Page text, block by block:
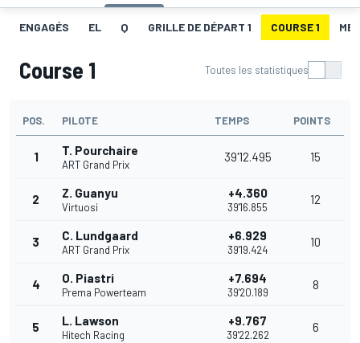
ENGAGÉS EL Q GRILLE DE DÉPART 1 COURSE 1
Course 1 Toutes les statistiques
POS. PILOTE TEMPS POINTS
1 T. Pourchaire
ART Grand Prix
39'12.495 15
2 Z. Guanyu
Virtuosi
+4.360
39'16.855
12
3 C. Lundgaard
ART Grand Prix
+6.929
39'19.424
10
4 O. Piastri
Prema Powerteam
+7.694
39'20.189
8
5 L. Lawson
Hitech Racing
+9.767
39'22.262
6